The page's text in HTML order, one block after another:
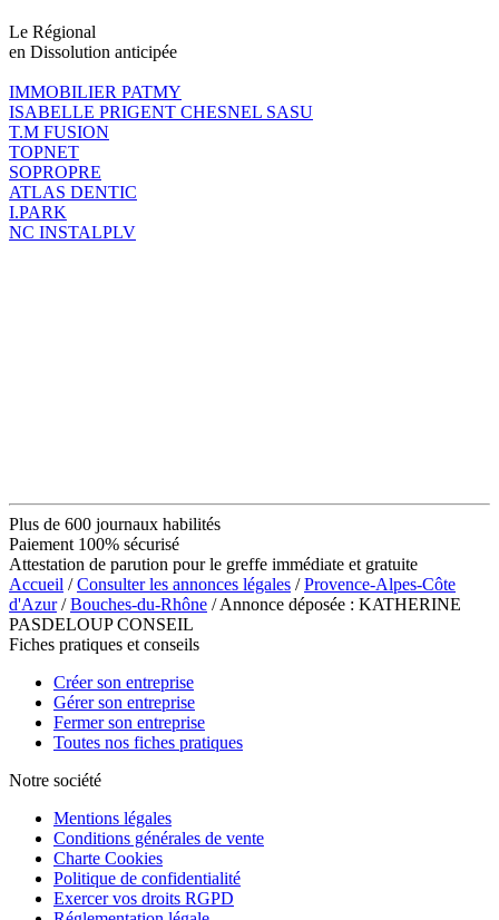
Le Régional
en Dissolution anticipée
IMMOBILIER PATMY
ISABELLE PRIGENT CHESNEL SASU
T.M FUSION
TOPNET
SOPROPRE
ATLAS DENTIC
I.PARK
NC INSTALPLV
Plus de 600 journaux habilités
Paiement 100% sécurisé
Attestation de parution pour le greffe immédiate et gratuite
Accueil /Consulter les annonces légales /Provence-Alpes-Côte
d'Azur/Bouches-du-Rhône / Annonce déposée : KATHERINE
PASDELOUP CONSEIL
Fiches pratiques et conseils
Créer son entreprise
Gérer son entreprise
Fermer son entreprise
Toutes nos fiches pratiques
Notre société
Mentions légales
Conditions générales de vente
Charte Cookies
Politique de confidentialité
Exercer vos droits RGPD